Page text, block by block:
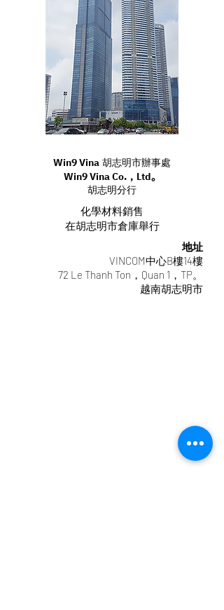
Win9 Vina 胡志明市辦事處
Win9 Vina Co.，Ltd。
胡志明分行
化學材料銷售
在胡志明市倉庫舉行
地址
VINCOM中心B樓14樓
72 Le Thanh Ton，Quan 1，TP。
越南胡志明市